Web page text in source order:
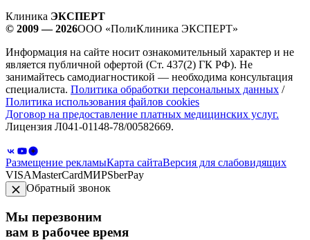
Клиника ЭКСПЕРТ
© 2009 — 2026ООО «ПолиКлиника ЭКСПЕРТ»
Информация на сайте носит ознакомительный характер и не
является публичной офертой (Ст. 437(2) ГК РФ). Не
занимайтесь самодиагностикой — необходима консультация
специалиста. Политика обработки персональных данных /
Политика использования файлов cookies
Договор на предоставление платных медицинских услуг.
Лицензия Л041-01148-78/00582669.
Размещение рекламыКарта сайтаВерсия для слабовидящих
VISAMasterCardМИРSberPay
Обратный звонок
Мы перезвоним
вам в рабочее время